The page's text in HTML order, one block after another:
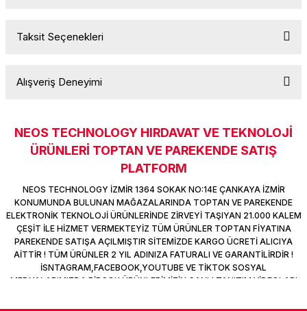
Taksit Seçenekleri
Alışveriş Deneyimi
Sitemize ilk yorumu siz yapın!
NEOS TECHNOLOGY HIRDAVAT VE TEKNOLOJİ
ÜRÜNLERİ TOPTAN VE PAREKENDE SATIŞ
PLATFORM
NEOS TECHNOLOGY İZMİR 1364 SOKAK NO:14E ÇANKAYA İZMİR
KONUMUNDA BULUNAN MAĞAZALARINDA TOPTAN VE PAREKENDE
ELEKTRONİK TEKNOLOJİ ÜRÜNLERİNDE ZİRVEYİ TAŞIYAN 21.000 KALEM
ÇEŞİT İLE HİZMET VERMEKTEYİZ TÜM ÜRÜNLER TOPTAN FİYATINA
PAREKENDE SATIŞA AÇILMIŞTIR SİTEMİZDE KARGO ÜCRETİ ALICIYA
AİTTİR ! TÜM ÜRÜNLER 2 YIL ADINIZA FATURALI VE GARANTİLİRDİR !
İSNTAGRAM,FACEBOOK,YOUTUBE VE TİKTOK SOSYAL
MEDYALARIMIZDA BİRÇOK ÜRÜNLERİMİZİN CANLI TANITIM VİDEOLARI